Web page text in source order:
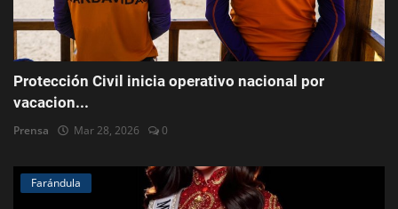
Protección Civil inicia operativo nacional por
vacacion...
Prensa Mar 28, 2026 0
Farándula